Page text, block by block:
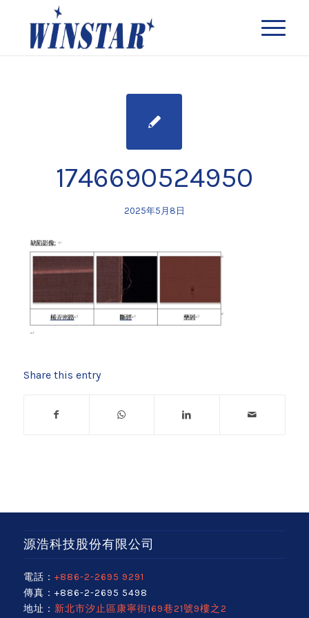
1746690524950
2025年5月8日
Share this entry
源浩科技股份有限公司
電話： +886-2-2695 9291
傳真：+886-2-2695 5498
地址： 新北市汐止區康寧街169巷21號9樓之2